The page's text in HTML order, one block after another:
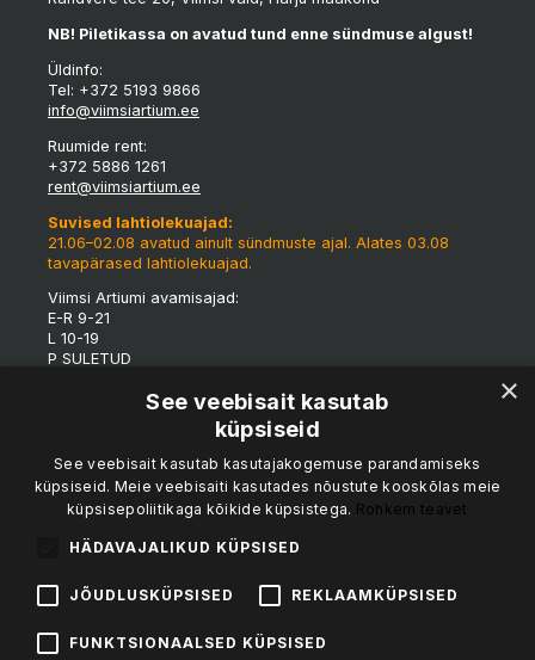
NB! Piletikassa on avatud tund enne sündmuse algust!
Üldinfo:
Tel: +372 5193 9866
info@viimsiartium.ee
Ruumide rent:
+372 5886 1261
rent@viimsiartium.ee
Suvised lahtiolekuajad:
21.06–02.08 avatud ainult sündmuste ajal. Alates 03.08
tavapärased lahtiolekuajad.
Viimsi Artiumi avamisajad:
E-R 9-21
L 10-19
P SULETUD
*Tulenevalt eriüritustest võivad maja lahtioleku ajad
jooksvalt muutuda.
K-R 15-19
L 12-19
P 12-17
Kohvik & catering:
kalvi.sedrik@mail.ee
×
See veebisait kasutab
küpsiseid
See veebisait kasutab kasutajakogemuse parandamiseks
küpsiseid. Meie veebisaiti kasutades nõustute kooskõlas meie
küpsisepoliitikaga kõikide küpsistega. Rohkem teavet
HÄDAVAJALIKUD KÜPSISED
JÕUDLUSKÜPSISED REKLAAMKÜPSISED
FUNKTSIONAALSED KÜPSISED